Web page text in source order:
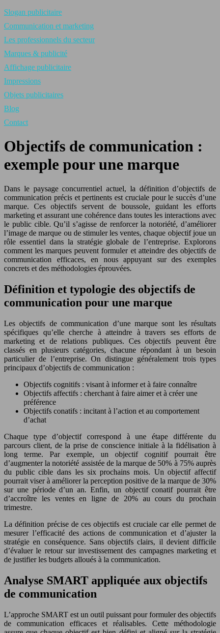
Slogan publicitaire
Communication et marketing
Les professionnels du secteur
Marques & publicité
Affichage publicitaire
Impressions
Objets publicitaires
Blog
Contact
Objectifs de communication :
exemple pour une marque
Dans le paysage concurrentiel actuel, la définition d’objectifs de
communication précis et pertinents est cruciale pour le succès d’une
marque. Ces objectifs servent de boussole, guidant les efforts
marketing et assurant une cohérence dans toutes les interactions avec
le public cible. Qu’il s’agisse de renforcer la notoriété, d’améliorer
l’image de marque ou de stimuler les ventes, chaque objectif joue un
rôle essentiel dans la stratégie globale de l’entreprise. Explorons
comment les marques peuvent formuler et atteindre des objectifs de
communication efficaces, en nous appuyant sur des exemples
concrets et des méthodologies éprouvées.
Définition et typologie des objectifs de
communication pour une marque
Les objectifs de communication d’une marque sont les résultats
spécifiques qu’elle cherche à atteindre à travers ses efforts de
marketing et de relations publiques. Ces objectifs peuvent être
classés en plusieurs catégories, chacune répondant à un besoin
particulier de l’entreprise. On distingue généralement trois types
principaux d’objectifs de communication :
Objectifs cognitifs : visant à informer et à faire connaître
Objectifs affectifs : cherchant à faire aimer et à créer une
préférence
Objectifs conatifs : incitant à l’action et au comportement
d’achat
Chaque type d’objectif correspond à une étape différente du
parcours client, de la prise de conscience initiale à la fidélisation à
long terme. Par exemple, un objectif cognitif pourrait être
d’augmenter la notoriété assistée de la marque de 50% à 75% auprès
du public cible dans les six prochains mois. Un objectif affectif
pourrait viser à améliorer la perception positive de la marque de 30%
sur une période d’un an. Enfin, un objectif conatif pourrait être
d’accroître les ventes en ligne de 20% au cours du prochain
trimestre.
La définition précise de ces objectifs est cruciale car elle permet de
mesurer l’efficacité des actions de communication et d’ajuster la
stratégie en conséquence. Sans objectifs clairs, il devient difficile
d’évaluer le retour sur investissement des campagnes marketing et
de justifier les budgets alloués à la communication.
Analyse SMART appliquée aux objectifs
de communication
L’approche SMART est un outil puissant pour formuler des objectifs
de communication efficaces et réalisables. Cette méthodologie